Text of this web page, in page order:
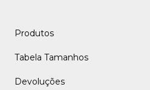
Produtos
Tabela Tamanhos
Devoluções